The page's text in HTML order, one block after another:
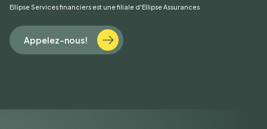
Ellipse Services financiers est une filiale d'Ellipse Assurances
Appelez-nous!